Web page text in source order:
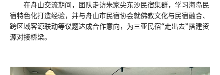
在舟山交流期间，团队走访朱家尖东沙民宿集群，学习海岛民
宿特色化打造经验，并与舟山市民宿协会就佛教文化与民宿融合、
跨区域客源联动等议题达成合作意向，为三亚民宿“走出去”搭建资
源对接桥梁。